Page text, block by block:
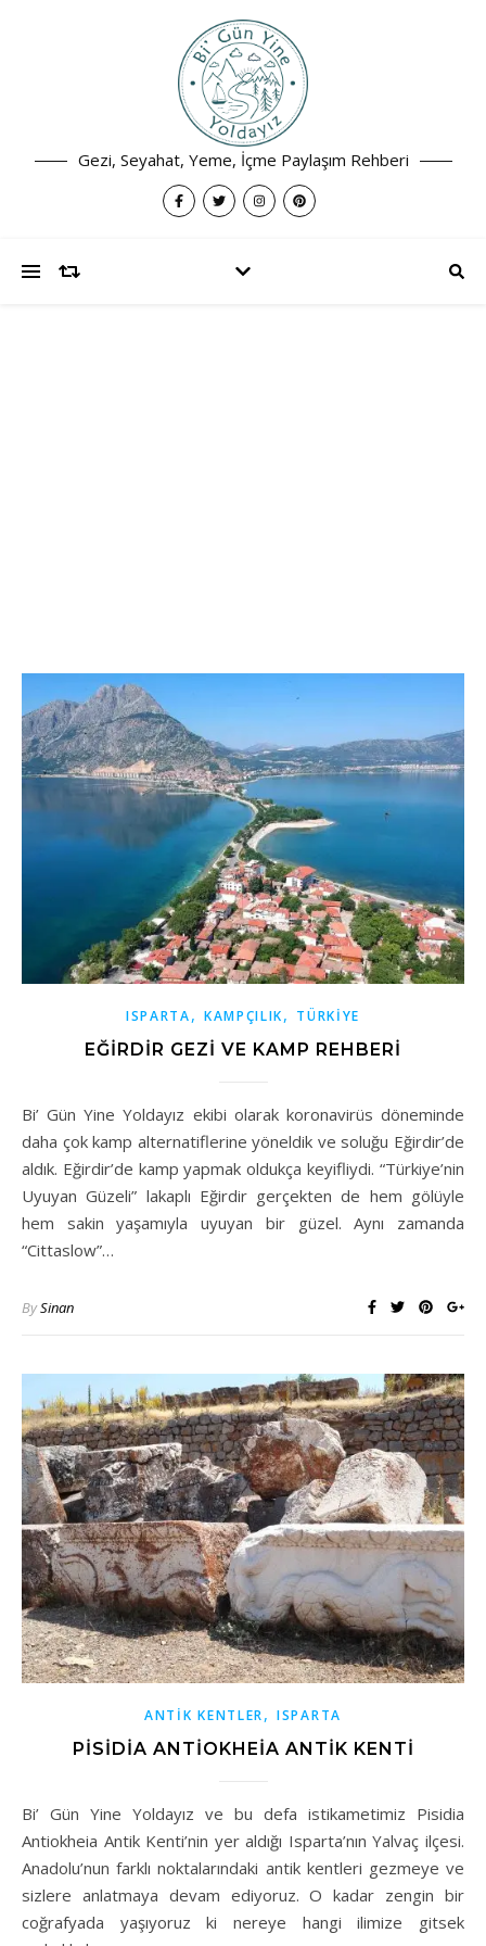
Gezi, Seyahat, Yeme, İçme Paylaşım Rehberi
ISPARTA, KAMPÇILIK, TÜRKİYE
EĞIRDIR GEZI VE KAMP REHBERI
Bi’ Gün Yine Yoldayız ekibi olarak koronavirüs döneminde
daha çok kamp alternatiflerine yöneldik ve soluğu Eğirdir’de
aldık. Eğirdir’de kamp yapmak oldukça keyifliydi. “Türkiye’nin
Uyuyan Güzeli” lakaplı Eğirdir gerçekten de hem gölüyle
hem sakin yaşamıyla uyuyan bir güzel. Aynı zamanda
“Cittaslow”…
BySinan
ANTİK KENTLER,ISPARTA
PISIDIA ANTIOKHEIA ANTIK KENTI
Bi’ Gün Yine Yoldayız ve bu defa istikametimiz Pisidia
Antiokheia Antik Kenti’nin yer aldığı Isparta’nın Yalvaç ilçesi.
Anadolu’nun farklı noktalarındaki antik kentleri gezmeye ve
sizlere anlatmaya devam ediyoruz. O kadar zengin bir
coğrafyada yaşıyoruz ki nereye hangi ilimize gitsek